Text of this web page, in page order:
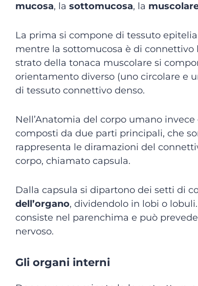
mucosa, la sottomucosa, la
La prima si compone di tessuto
mentre la sottomucosa è di connettivo
strato della tonaca muscolare si
orientamento diverso (uno circolare e
di tessuto connettivo denso.
Nell’Anatomia del corpo umano
composti da due parti principali, che
rappresenta le diramazioni del
corpo, chiamato capsula.
Dalla capsula si dipartono dei setti di
dell’organo, dividendolo in lobi o
consiste nel parenchima e può
nervoso.
Gli organi interni